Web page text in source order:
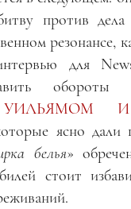
против
резонансе,
для
обороты
ясно дали
белья»
стоит